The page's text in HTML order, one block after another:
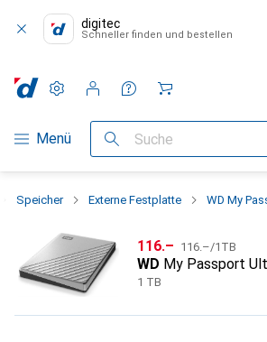
digitec
Schneller finden und bestellen
Navigation nach Kategorien
Menü Suche
Einstellungen
Kundenkonto
Vergleichslisten
Merklisten
Warenkorb
Speicher Externe Festplatte WD My
CHF
116.– CHF
116.–/1TB
WD My Passport
1 TB